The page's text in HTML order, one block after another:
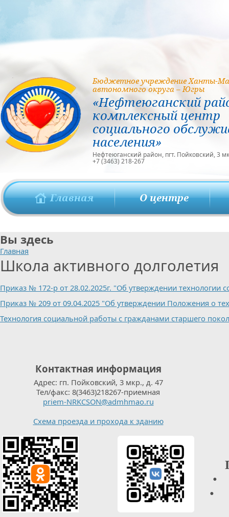
Бюджетное учреждение Ханты-
автономного округа – Югры
«Нефтеюганский
комплексный центр
социального
населения»
Нефтеюганский район, пгт. Пойковский, 3
+7 (3463) 218-267
Главная О центре
Вы здесь
Главная
Школа активного долголетия
Приказ № 172-р от 28.02.2025г. "Об утверждении
Приказ № 209 от 09.04.2025 "Об утверждении Положения о
Технология социальной работы с гражданами старшего
Контактная информация
Адрес: гп. Пойковский, 3 мкр., д. 47
Тел/факс: 8(3463)218267-приемная
priem-NRKCSON@admhmao.ru
Схема проезда и прохода к зданию
•
•